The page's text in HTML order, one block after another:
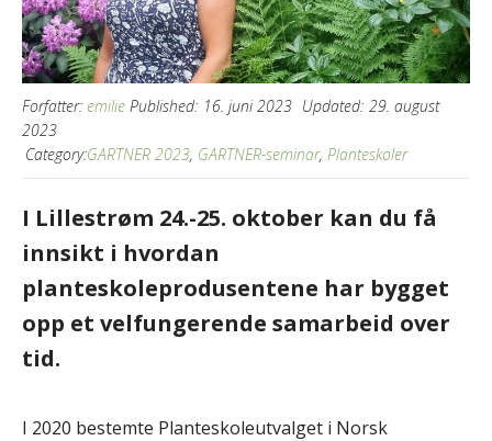
Forfatter: emilie Published: 16. juni 2023 Updated: 29. august
2023
Category:GARTNER 2023, GARTNER-seminar, Planteskoler
I Lillestrøm 24.-25. oktober kan du få
innsikt i hvordan
planteskoleprodusentene har bygget
opp et velfungerende samarbeid over
tid.
I 2020 bestemte Planteskoleutvalget i Norsk